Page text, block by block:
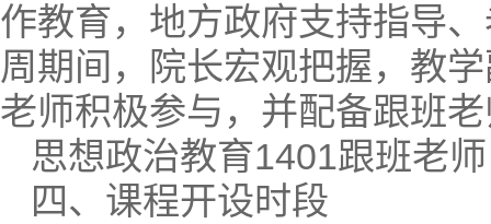
作教育，地方政府支持指导
周期间，院长宏观把握，教
老师积极参与，并配备跟班
思想政治教育1401跟班老
四、课程开设时段